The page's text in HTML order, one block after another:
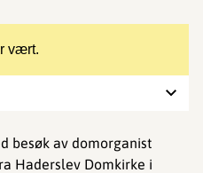
vært.
besøk av domorganist
Haderslev Domkirke i